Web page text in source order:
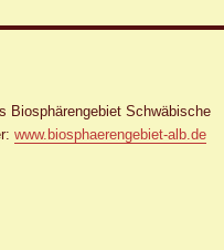
Biosphärengebiet Schwäbische
www.biosphaerengebiet-alb.de